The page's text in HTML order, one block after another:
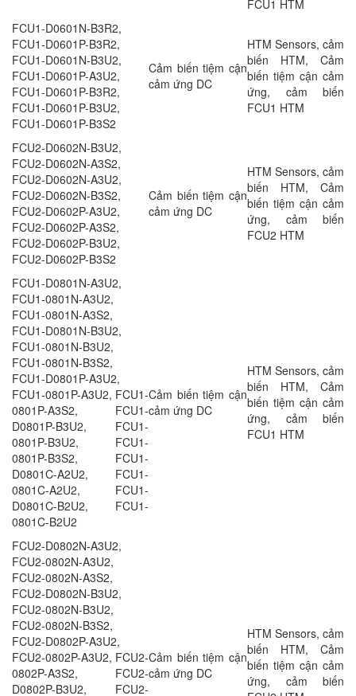
FCU1 HTM
FCU1-D0601N-B3R2,
FCU1-D0601P-B3R2,
FCU1-D0601N-B3U2,
FCU1-D0601P-A3U2,
FCU1-D0601P-B3R2,
FCU1-D0601P-B3U2,
FCU1-D0601P-B3S2
Cảm biến tiệm cận
cảm ứng DC
HTM Sensors, cảm
biến HTM, Cảm
biến tiệm cận cảm
ứng, cảm biến
FCU1 HTM
FCU2-D0602N-B3U2,
FCU2-D0602N-A3S2,
FCU2-D0602N-A3U2,
FCU2-D0602N-B3S2,
FCU2-D0602P-A3U2,
FCU2-D0602P-A3S2,
FCU2-D0602P-B3U2,
FCU2-D0602P-B3S2
Cảm biến tiệm cận
cảm ứng DC
HTM Sensors, cảm
biến HTM, Cảm
biến tiệm cận cảm
ứng, cảm biến
FCU2 HTM
FCU1-D0801N-A3U2,
FCU1-0801N-A3U2,
FCU1-0801N-A3S2,
FCU1-D0801N-B3U2,
FCU1-0801N-B3U2,
FCU1-0801N-B3S2,
FCU1-D0801P-A3U2,
FCU1-0801P-A3U2, FCU1-
0801P-A3S2, FCU1-
D0801P-B3U2, FCU1-
0801P-B3U2, FCU1-
0801P-B3S2, FCU1-
D0801C-A2U2, FCU1-
0801C-A2U2, FCU1-
D0801C-B2U2, FCU1-
0801C-B2U2
Cảm biến tiệm cận
cảm ứng DC
HTM Sensors, cảm
biến HTM, Cảm
biến tiệm cận cảm
ứng, cảm biến
FCU1 HTM
FCU2-D0802N-A3U2,
FCU2-0802N-A3U2,
FCU2-0802N-A3S2,
FCU2-D0802N-B3U2,
FCU2-0802N-B3U2,
FCU2-0802N-B3S2,
FCU2-D0802P-A3U2,
FCU2-0802P-A3U2, FCU2-
0802P-A3S2, FCU2-
D0802P-B3U2, FCU2-
Cảm biến tiệm cận
cảm ứng DC
HTM Sensors, cảm
biến HTM, Cảm
biến tiệm cận cảm
ứng, cảm biến